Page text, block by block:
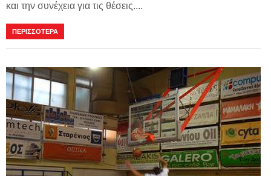
και την συνέχεια για τις θέσεις....
ΠΕΡΙΣΣΟΤΕΡΑ